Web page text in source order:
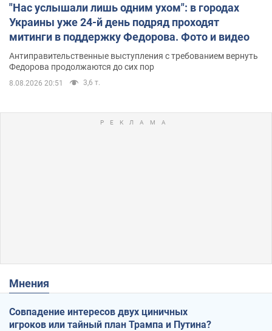
"Нас услышали лишь одним ухом": в городах
Украины уже 24-й день подряд проходят
митинги в поддержку Федорова. Фото и видео
Антиправительственные выступления с требованием вернуть
Федорова продолжаются до сих пор
8.08.2026 20:51 3,6 т.
Мнения
Совпадение интересов двух циничных
игроков или тайный план Трампа и Путина?